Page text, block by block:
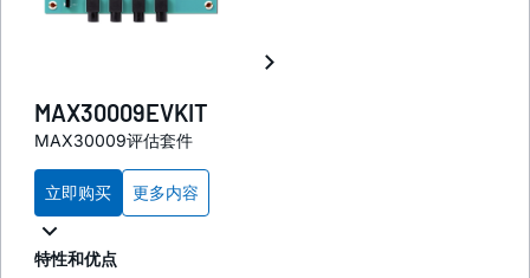
MAX30009EVKIT
MAX30009评估套件
立即购买 更多内容
特性和优点